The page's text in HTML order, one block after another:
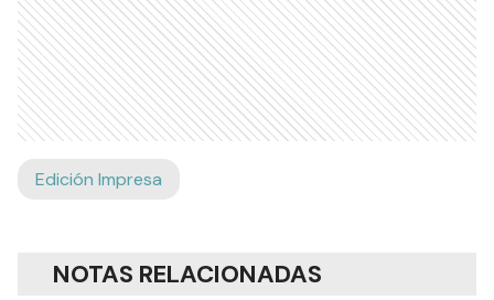
Edición Impresa
NOTAS RELACIONADAS